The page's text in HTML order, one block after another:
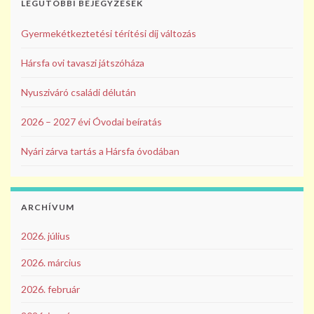
LEGUTÓBBI BEJEGYZÉSEK
Gyermekétkeztetési térítési díj változás
Hársfa ovi tavaszi játszóháza
Nyusziváró családi délután
2026 – 2027 évi Óvodai beíratás
Nyári zárva tartás a Hársfa óvodában
ARCHÍVUM
2026. július
2026. március
2026. február